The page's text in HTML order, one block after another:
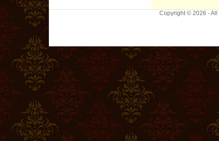
Copyright © 2026 -